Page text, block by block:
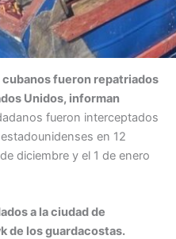
fueron repatriados
Unidos, informan
fueron interceptados
en 12
diciembre y el 1 de enero
a la ciudad de
de los guardacostas.